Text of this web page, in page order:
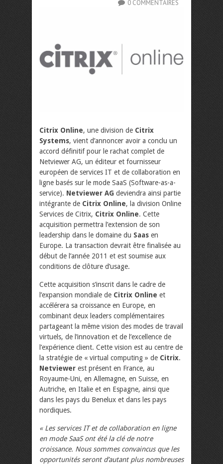
0 COMMENTAIRES
Citrix Online, une division de Citrix
Systems, vient d’annoncer avoir a conclu un
accord définitif pour le rachat complet de
Netviewer AG, un éditeur et fournisseur
européen de services IT et de collaboration en
ligne basés sur le mode SaaS (Software-as-a-
service). Netviewer AG deviendra ainsi partie
intégrante de Citrix Online, la division Online
Services de Citrix, Citrix Online. Cette
acquisition permettra l’extension de son
leadership dans le domaine du Saas en
Europe. La transaction devrait être finalisée au
début de l’année 2011 et est soumise aux
conditions de clôture d’usage.
Cette acquisition s’inscrit dans le cadre de
l’expansion mondiale de Citrix Online et
accélérera sa croissance en Europe, en
combinant deux leaders complémentaires
partageant la même vision des modes de travail
virtuels, de l’innovation et de l’excellence de
l’expérience client. Cette vision est au centre de
la stratégie de « virtual computing » de Citrix.
Netviewer est présent en France, au
Royaume-Uni, en Allemagne, en Suisse, en
Autriche, en Italie et en Espagne, ainsi que
dans les pays du Benelux et dans les pays
nordiques.
« Les services IT et de collaboration en ligne
en mode SaaS ont été la clé de notre
croissance. Nous sommes convaincus que les
opportunités seront d’autant plus nombreuses